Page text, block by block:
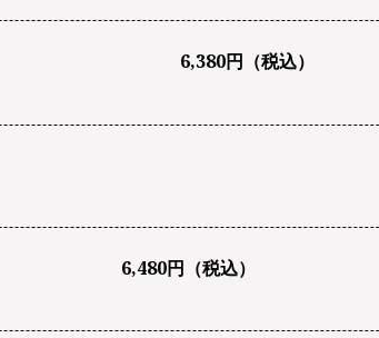
6,380円（税込）
6,480円（税込）